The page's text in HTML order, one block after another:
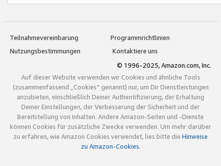
Teilnahmevereinbarung
Programmrichtlinien
Nutzungsbestimmungen
Kontaktiere uns
© 1996-2025, Amazon.com, Inc.
Auf dieser Website verwenden wir Cookies und ähnliche Tools
(zusammenfassend „Cookies“ genannt) nur, um Dir Dienstleistungen
anzubieten, einschließlich Deiner Authentifizierung, der Erhaltung
Deiner Einstellungen, der Verbesserung der Sicherheit und der
Bereitstellung von Inhalten. Andere Amazon-Seiten und -Dienste
können Cookies für zusätzliche Zwecke verwenden. Um mehr darüber
zu erfahren, wie Amazon Cookies verwendet, lies bitte die Hinweise
zu Amazon-Cookies.